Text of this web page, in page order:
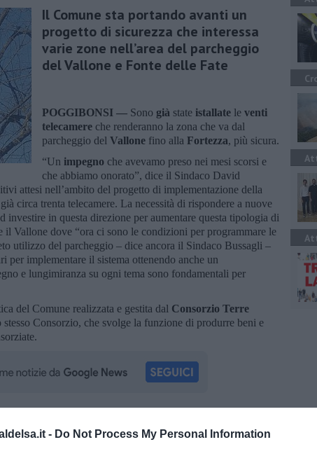
- Do Not Process My Personal Information
Il Comune sta portando avanti un
progetto di sicurezza che interessa
varie zone ​nell’area del parcheggio
del Vallone e Fonte delle Fate
POGGIBONSI — Sono già state istallate le venti
telecamere che renderanno la zona che va dal
parcheggio del Vallone fino alla Fortezza, più sicura.
“Un impegno che avevamo preso nei mesi scorsi e
che abbiamo onorato”, dice il Sindaco David
attesi nell’ambito del progetto di implementazione della
circa trenta telecamere. La necessità di rispondere a nuove
investire in questa direzione per aumentare questa tipologia di
il Vallone dove “ora ci sono le condizioni per programmare le
utilizzo del parcheggio – dice ancora il Sindaco Bussagli –
per implementare il sistema ottenendo anche un
e lungimiranza su ogni tema sono fondamentali per
del Comune realizzata e gestita dal Consorzio Terre
Consorzio, che svolge la funzione di produrre beni e
iscriviti alla
Newsletter QUInews - ToscanaMedia.
nella tua casella di posta.